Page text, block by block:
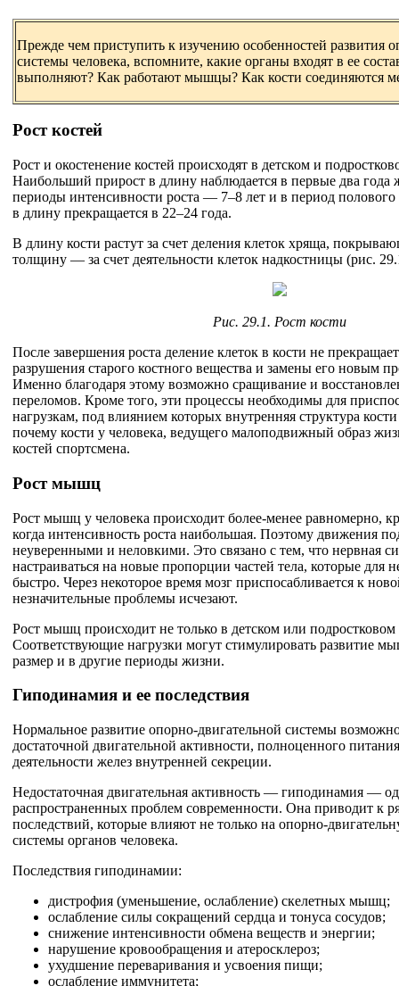
Прежде чем приступить к изучению особенностей развития
системы человека, вспомните, какие органы входят в ее
выполняют? Как работают мышцы? Как кости соединяются
Рост костей
Рост и окостенение костей происходят в детском и
Наибольший прирост в длину наблюдается в первые два
периоды интенсивности роста — 7–8 лет и в период полового
в длину прекращается в 22–24 года.
В длину кости растут за счет деления клеток хряща,
толщину — за счет деятельности клеток надкостницы (рис.
Рис. 29.1. Рост кости
После завершения роста деление клеток в кости не
разрушения старого костного вещества и замены его новым
Именно благодаря этому возможно сращивание и
переломов. Кроме того, эти процессы необходимы для
нагрузкам, под влиянием которых внутренняя структура
почему кости у человека, ведущего малоподвижный образ
костей спортсмена.
Рост мышц
Рост мышц у человека происходит более-менее равномерно,
когда интенсивность роста наибольшая. Поэтому движения
неуверенными и неловкими. Это связано с тем, что нервная
настраиваться на новые пропорции частей тела, которые для
быстро. Через некоторое время мозг приспосабливается к
незначительные проблемы исчезают.
Рост мышц происходит не только в детском или подростковом
Соответствующие нагрузки могут стимулировать развитие
размер и в другие периоды жизни.
Гиподинамия и ее последствия
Нормальное развитие опорно-двигательной системы
достаточной двигательной активности, полноценного
деятельности желез внутренней секреции.
Недостаточная двигательная активность — гиподинамия —
распространенных проблем современности. Она приводит к
последствий, которые влияют не только на опорно-
системы органов человека.
Последствия гиподинамии:
дистрофия (уменьшение, ослабление) скелетных мышц;
ослабление силы сокращений сердца и тонуса сосудов;
снижение интенсивности обмена веществ и энергии;
нарушение кровообращения и атеросклероз;
ухудшение переваривания и усвоения пищи;
ослабление иммунитета;